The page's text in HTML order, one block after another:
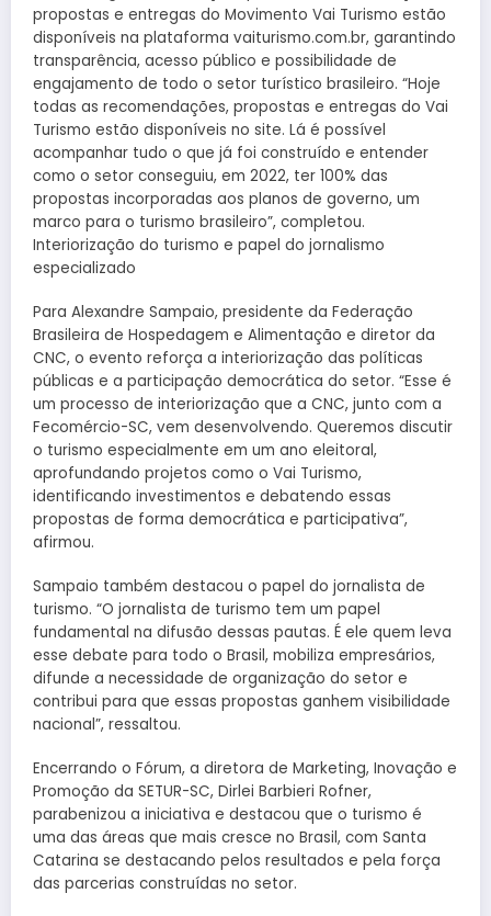
propostas e entregas do Movimento Vai Turismo estão
disponíveis na plataforma vaiturismo.com.br, garantindo
transparência, acesso público e possibilidade de
engajamento de todo o setor turístico brasileiro. “Hoje
todas as recomendações, propostas e entregas do Vai
Turismo estão disponíveis no site. Lá é possível
acompanhar tudo o que já foi construído e entender
como o setor conseguiu, em 2022, ter 100% das
propostas incorporadas aos planos de governo, um
marco para o turismo brasileiro”, completou.
Interiorização do turismo e papel do jornalismo
especializado
Para Alexandre Sampaio, presidente da Federação
Brasileira de Hospedagem e Alimentação e diretor da
CNC, o evento reforça a interiorização das políticas
públicas e a participação democrática do setor. “Esse é
um processo de interiorização que a CNC, junto com a
Fecomércio-SC, vem desenvolvendo. Queremos discutir
o turismo especialmente em um ano eleitoral,
aprofundando projetos como o Vai Turismo,
identificando investimentos e debatendo essas
propostas de forma democrática e participativa”,
afirmou.
Sampaio também destacou o papel do jornalista de
turismo. “O jornalista de turismo tem um papel
fundamental na difusão dessas pautas. É ele quem leva
esse debate para todo o Brasil, mobiliza empresários,
difunde a necessidade de organização do setor e
contribui para que essas propostas ganhem visibilidade
nacional”, ressaltou.
Encerrando o Fórum, a diretora de Marketing, Inovação e
Promoção da SETUR-SC, Dirlei Barbieri Rofner,
parabenizou a iniciativa e destacou que o turismo é
uma das áreas que mais cresce no Brasil, com Santa
Catarina se destacando pelos resultados e pela força
das parcerias construídas no setor.